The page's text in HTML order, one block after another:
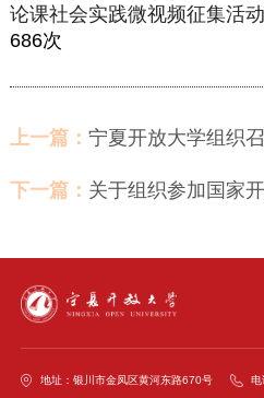
论课社会实践微视频征集活
686次
上一篇： 宁夏开放大学组织召开2023年
下一篇： 关于组织参加国家开放大学办
地址：银川市金凤区黄河东路670号